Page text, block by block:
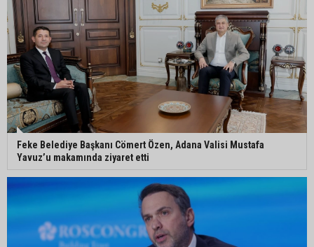
Kozan’da üreticilere yangın ve anız uyarısı
Ceyhan’da yağlık ayçiçeği hasadı başladı
Feke Belediye Başkanı Cömert Özen, Adana Valisi Mustafa
Yavuz’u makamında ziyaret etti